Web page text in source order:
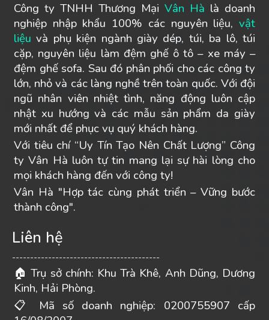
Công ty TNHH Thương Mại Vân Hà là doanh
nghiệp nhập khẩu 100% các nguyên liệu, vật
liệu và phụ kiện ngành giày dép, túi, ba lô, túi
cặp, nguyên liệu làm đệm ghế ô tô – xe máy –
đệm ghế sofa. Sau đó phân phối cho các công ty
lớn, nhỏ và các làng nghề trên toàn quốc. Với đội
ngũ nhân viên nhiệt tình, năng động luôn cập
nhật xu hướng và các mẫu sản phẩm da giày
mới nhất để phục vụ quý khách hàng.
Với tiêu chí “Uy Tín Tạo Nên Chất Lượng” Công
ty Vân Hà luôn tự tin mang lại sự hài lòng cho
mọi khách hàng đến với công ty!
Vân Hà "Hợp tác cùng phát triển – Vững bước
thành công".
Liên hệ
-----------------------------------------
🏠 Trụ sở chính: Khu Trà Khê, Anh Dũng, Dương
Kinh, Hải Phòng.
📋
Mã số doanh nghiệp: 0200755907 cấp